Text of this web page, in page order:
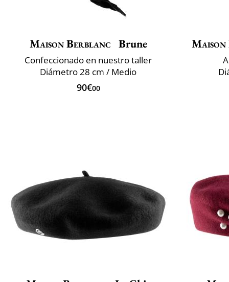
Maison Berblanc Brune
Confeccionado en nuestro taller
Diámetro 28 cm / Medio
90€00